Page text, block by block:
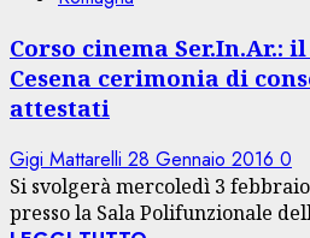
Corso cinema Ser.In.Ar.:
Cesena cerimonia di
attestati
Gigi Mattarelli 28 Gennaio 2016 0
Si svolgerà mercoledì 3
presso la Sala Polifunzionale